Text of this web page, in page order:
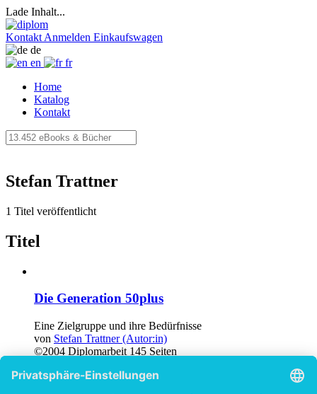
Lade Inhalt...
Kontakt Anmelden Einkaufswagen
de
en
fr
Home
Katalog
Kontakt
Stefan Trattner
1 Titel veröffentlicht
Titel
Die Generation 50plus
Eine Zielgruppe und ihre Bedürfnisse
von Stefan Trattner (Autor:in)
©2004 Diplomarbeit 145 Seiten
Hilfe/FAQ